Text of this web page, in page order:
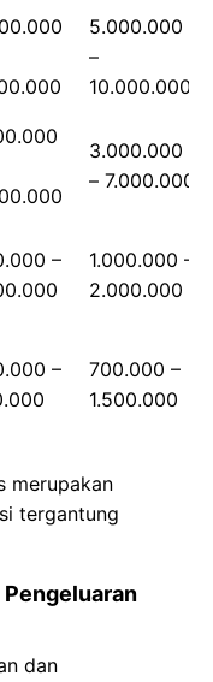
5.000.000
–
10.000.000
3.000.000
– 7.000.000
–
1.000.000 –
2.000.000
–
700.000 –
1.500.000
merupakan
tergantung
dan